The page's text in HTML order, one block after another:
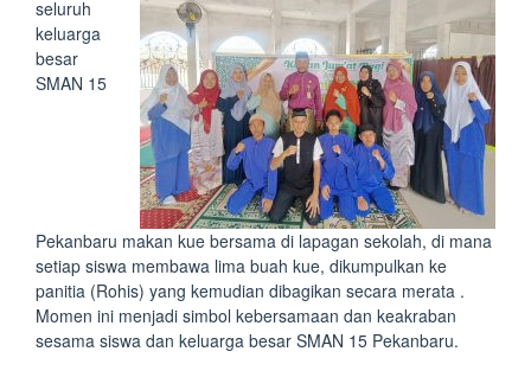
seluruh
keluarga
besar
SMAN 15
Pekanbaru makan kue bersama di lapagan sekolah, di mana
setiap siswa membawa lima buah kue, dikumpulkan ke
panitia (Rohis) yang kemudian dibagikan secara merata .
Momen ini menjadi simbol kebersamaan dan keakraban
sesama siswa dan keluarga besar SMAN 15 Pekanbaru.